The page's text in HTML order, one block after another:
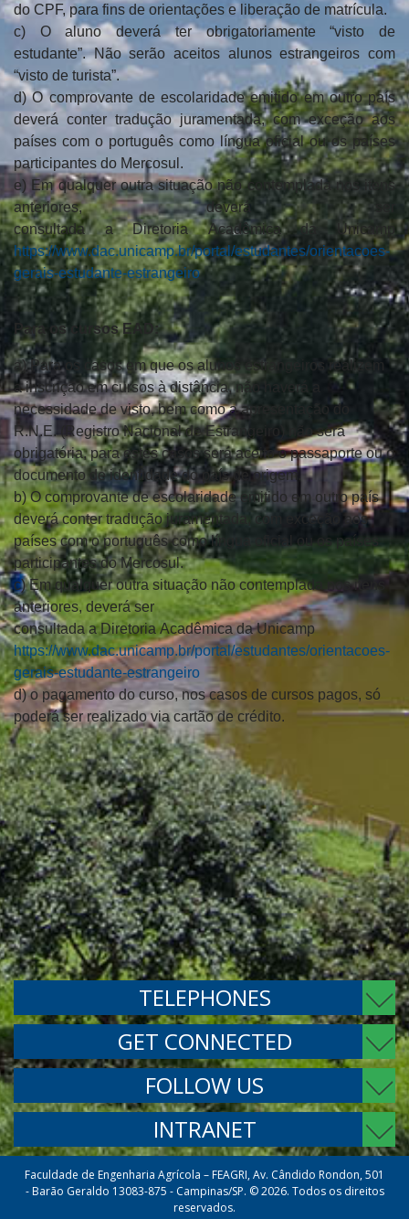
do CPF, para fins de orientações e liberação de matrícula.
c)
O aluno deverá ter obrigatoriamente “visto de
estudante”. Não serão aceitos alunos estrangeiros com
“visto de turista”.
d) O comprovante de escolaridade emitido em outro país
deverá conter traduçãojuramentada, com exceção aos
países com o português como língua oficial ouos países
participantes do Mercosul.
e) Em qualquer outra situação não contemplada nos itens
anteriores, deverá ser
consultada
a Diretoria Acadêmica da
Unicamp
https://www.dac.unicamp.br/portal/estudantes/orientacoes-
gerais-estudante-estrangeiro
Para os cursos EAD:
a) Para os casos em que os alunos estrangeiros realizem
a inscrição em cursos àdistância, não haverá a
necessidade de visto, bem como a apresentação do
R.N.E. (Registro Nacional de Estrangeiro) não será
obrigatória, para estes casosserá aceito o passaporte ou o
documento de identidade do país de origem.
b) O comprovante de escolaridade emitido em outro país
deverá conter traduçãojuramentada, com exceção aos
países com o português como língua oficial ouos países
participantes do Mercosul.
c) Em qualquer outra situação não contemplada nos itens
anteriores, deverá ser
consultada a Diretoria Acadêmica da Unicamp
https://www.dac.unicamp.br/portal/estudantes/orientacoes-
gerais-estudante-estrangeiro
d) o pagamento do curso, nos casos de cursos pagos, só
poderá ser realizado via cartão de crédito.
TELEPHONES
GET CONNECTED
FOLLOW US
INTRANET
Faculdade de Engenharia Agrícola – FEAGRI, Av. Cândido Rondon, 501
- Barão Geraldo 13083-875 - Campinas/SP. © 2026. Todos os direitos
reservados.